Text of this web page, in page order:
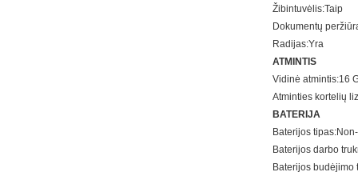
Žibintuvėlis:Taip
Dokumentų
Radijas:Yra
ATMINTIS
Vidinė atmintis:16
Atminties kortelių
BATERIJA
Baterijos tipas:
Baterijos darbo
Baterijos budėjimo